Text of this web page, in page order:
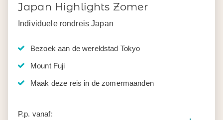
Japan Highlights Zomer
Individuele rondreis Japan
Bezoek aan de wereldstad Tokyo
Mount Fuji
Maak deze reis in de zomermaanden
P.p. vanaf: